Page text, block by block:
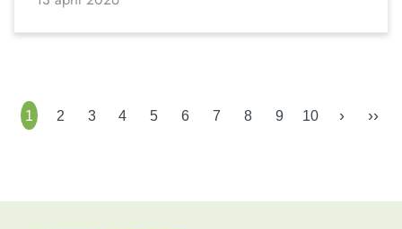
1 2 3 4 5 6 7 8 9 10 › ››